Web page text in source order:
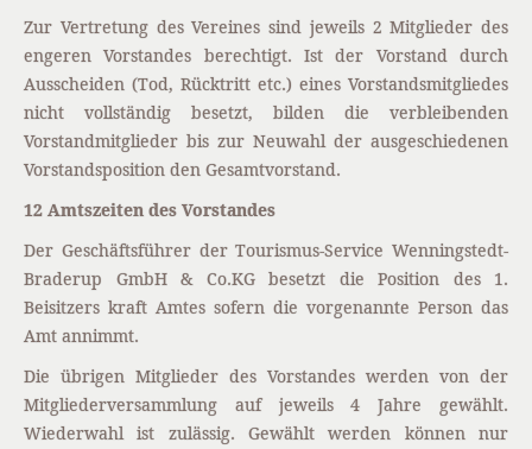
Zur Vertretung des Vereines sind jeweils 2 Mitglieder des
engeren Vorstandes berechtigt. Ist der Vorstand durch
Ausscheiden (Tod, Rücktritt etc.) eines Vorstandsmitgliedes
nicht vollständig besetzt, bilden die verbleibenden
Vorstandmitglieder bis zur Neuwahl der ausgeschiedenen
Vorstandsposition den Gesamtvorstand.
12 Amtszeiten des Vorstandes
Der Geschäftsführer der Tourismus-Service Wenningstedt-
Braderup GmbH & Co.KG besetzt die Position des 1.
Beisitzers kraft Amtes sofern die vorgenannte Person das
Amt annimmt.
Die übrigen Mitglieder des Vorstandes werden von der
Mitgliederversammlung auf jeweils 4 Jahre gewählt.
Wiederwahl ist zulässig. Gewählt werden können nur